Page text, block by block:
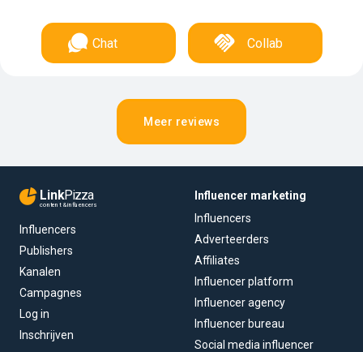
Chat Collab
Meer reviews
LinkPizza
content & influencers
Influencers
Publishers
Kanalen
Campagnes
Log in
Inschrijven
Influencer marketing
Influencers
Adverteerders
Affiliates
Influencer platform
Influencer agency
Influencer bureau
Social media influencer